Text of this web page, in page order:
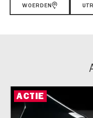
WOERDEN
ACTIE